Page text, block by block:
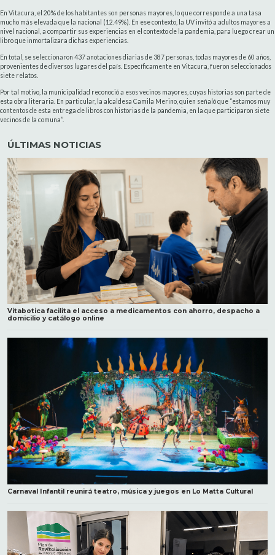
En Vitacura, el 20% de los habitantes son personas mayores, lo que corresponde a una tasa
mucho más elevada que la nacional (12.49%). En ese contexto, la UV invitó a adultos mayores a
nivel nacional, a compartir sus experiencias en el contexto de la pandemia, para luego crear un
libro que inmortalizara dichas experiencias.
En total, se seleccionaron 437 anotaciones diarias de 387 personas, todas mayores de 60 años,
provenientes de diversos lugares del país. Específicamente en Vitacura, fueron seleccionados
siete relatos.
Por tal motivo, la municipalidad reconoció a esos vecinos mayores, cuyas historias son parte de
esta obra literaria. En particular, la alcaldesa Camila Merino, quien señaló que “estamos muy
contentos de esta entrega de libros con historias de la pandemia, en la que participaron siete
vecinos de la comuna”.
ÚLTIMAS NOTICIAS
Vitabotica facilita el acceso a medicamentos con ahorro, despacho a
domicilio y catálogo online
Carnaval Infantil reunirá teatro, música y juegos en Lo Matta Cultural